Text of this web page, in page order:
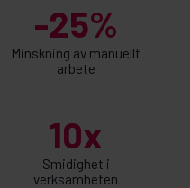
-25%
Minskning av manuellt
arbete
10x
Smidighet i
verksamheten